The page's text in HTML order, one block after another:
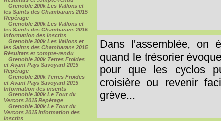
Grenoble 200k Les Vallons et
les Saints des Chambarans 2015
Repérage
Grenoble 200k Les Vallons et
les Saints des Chambarans 2015
Information des inscrits
Grenoble 200k Les Vallons et
les Saints des Chambarans 2015
Résultats et compte-rendu
Grenoble 200k Terres Froides
et Avant Pays Savoyard 2015
Repérage
Grenoble 200k Terres Froides
et Avant Pays Savoyard 2015
Information des inscrits
Grenoble 300k Le Tour du
Vercors 2015 Repérage
Grenoble 300k Le Tour du
Vercors 2015 Information des
inscrits
Dans l'assemblée, on
quand le trésorier
pour que les cyclos
croisière ou revenir
grève...